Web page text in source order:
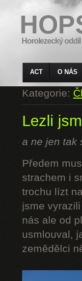
Horolezecký
ACT O NÁS
Kategorie:
Lezli
a ne jen tak
Předem
strachem i
trochu lízt
jsme
nás ale od
usmlouval,
zemědělci